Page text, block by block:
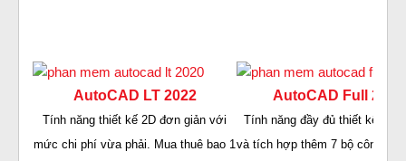
AutoCAD LT 2022
Tính năng thiết kế 2D đơn giản với
mức chi phí vừa phải. Mua thuê bao 1
AutoCAD Full 2022
Tính năng đầy đủ thiết kế cả
và tích hợp thêm 7 bộ công cụ